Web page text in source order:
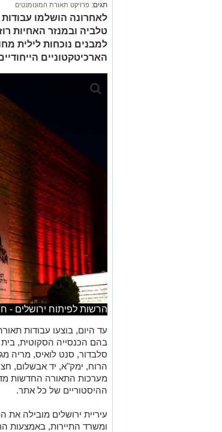
תגים: פרויקט תאורת המונומנטים
לאחרונה הושלמו
טלביה ובמנזר האחיות
למבנים נוכחות לילית
הארכיטקטוניים
הרשות לפיתוח ירושלים -
בהם הכנסייה הסקוטית,
סלבדור, סנט לואיס, מריה
הרוח, ימק"א, יד אבשלום,
מערכות התאורה החדשות
ההיסטוריים של כל אתר.
עיריית ירושלים מובילה את
ומשרד התיירות, באמצעות